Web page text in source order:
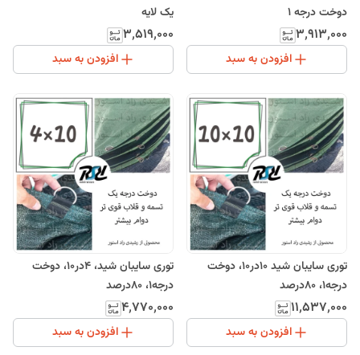
دوخت درجه 1
۳٬۹۱۳٬۰۰۰
افزودن به سبد
یک لایه
۳٬۵۱۹٬۰۰۰
افزودن به سبد
توری سایبان شید 10در10، دوخت
درجه1، 80درصد
۱۱٬۵۳۷٬۰۰۰
افزودن به سبد
توری سایبان شید، 4در10، دوخت
درجه1، 80درصد
۴٬۷۷۰٬۰۰۰
افزودن به سبد